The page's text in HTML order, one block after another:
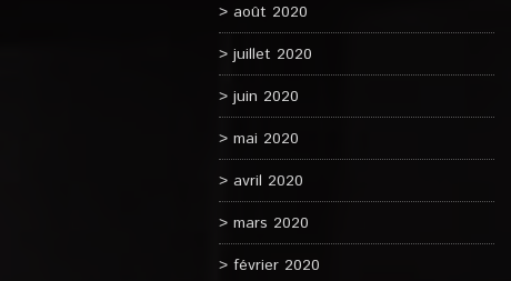
août 2020
juillet 2020
juin 2020
mai 2020
avril 2020
mars 2020
février 2020